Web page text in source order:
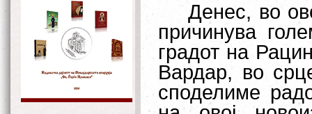
Денес, во
причинува
градот на
Вардар, во
споделиме